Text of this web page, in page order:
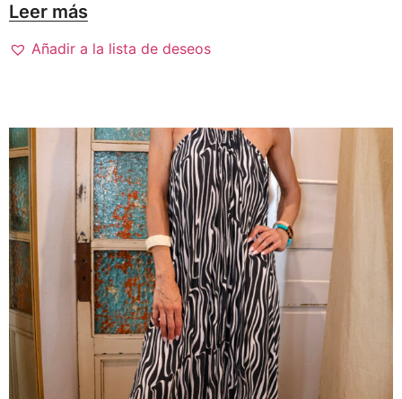
Leer más
Añadir a la lista de deseos